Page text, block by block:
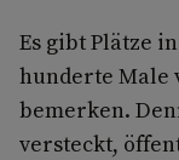
Es gibt Plätze
hunderte Male
bemerken.
versteckt,